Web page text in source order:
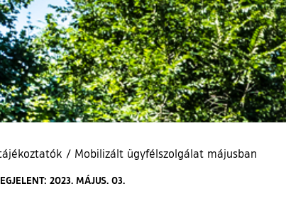
/ Mobilizált ügyfélszolgálat májusban
2023. MÁJUS. 03.